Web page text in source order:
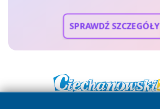
SPRAWDŹ SZCZEGÓŁY